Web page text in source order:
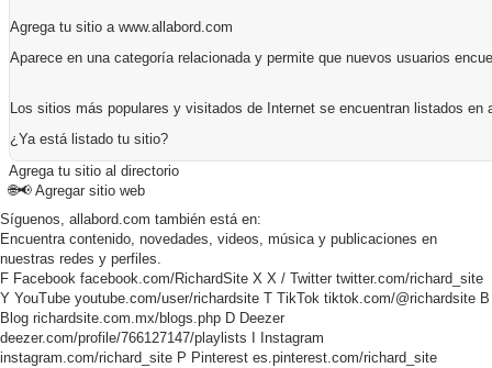
Agrega tu sitio a www.allabord.com
Aparece en una categoría relacionada y permite que nuevos usuarios
Los sitios más populares y visitados de Internet se encuentran listados en
¿Ya está listado tu sitio?
Agrega tu sitio al directorio
🌐📢 Agregar sitio web
Síguenos, allabord.com también está en:
Encuentra contenido, novedades, videos, música y publicaciones en
nuestras redes y perfiles.
F Facebook facebook.com/RichardSite X X / Twitter twitter.com/richard_site
Y YouTube youtube.com/user/richardsite T TikTok tiktok.com/@richardsite B
Blog richardsite.com.mx/blogs.php D Deezer
deezer.com/profile/766127147/playlists
Instagram
instagram.com/richard_site P Pinterest es.pinterest.com/richard_site